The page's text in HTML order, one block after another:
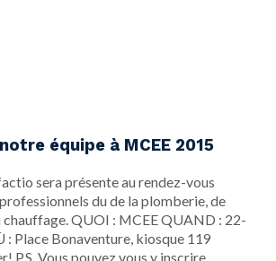
équipe à MCEE 2015
sera présente au rendez-vous
du de la plomberie, de
chauffage. QUOI : MCEE QUAND : 22-
: Place Bonaventure, kiosque 119
P.S. Vous pouvez vous y inscrire